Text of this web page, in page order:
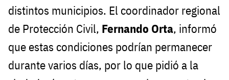
distintos municipios. El coordinador regional
de Protección Civil, Fernando Orta, informó
que estas condiciones podrían permanecer
durante varios días, por lo que pidió a la